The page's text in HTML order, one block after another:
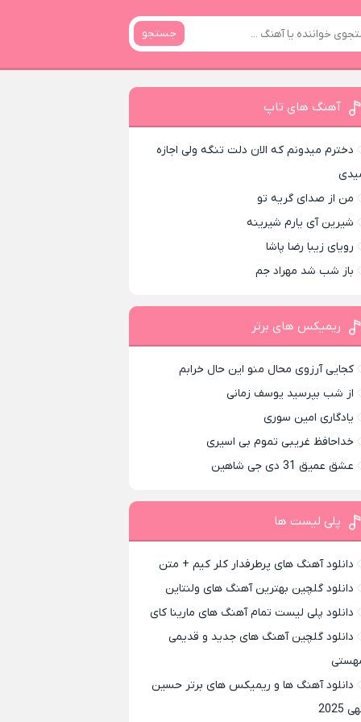
جستجو
آهنگ های تاپ
دخترم میدونم که الان دلت تنگه ولی اجازه
من از صدای گريه تو
شیرین آی یارم شیرینه
رویای زیبا رضا پاشا
باز شب شد مهراد جم
ریمیکس های برتر
کجایی آرزوی محال منو این حال خرابم
از شب بپرسید یوسف زمانی
یادگاری امین سوری
خداحافظ غریبی تموم بی اسیری
عشق عمیق 31 دی جی شاهین
پلی لیست ها
دانلود آهنگ های پرطرفدار کلر کیم + متن
دانلود گلچین بهترین آهنگ های ولنتاین
دانلود پلی لیست تمام آهنگ های مارینا کای
دانلود گلچین آهنگ های جدید و قدیمی
دانلود آهنگ ها و ریمیکس های برتر حسین
2025